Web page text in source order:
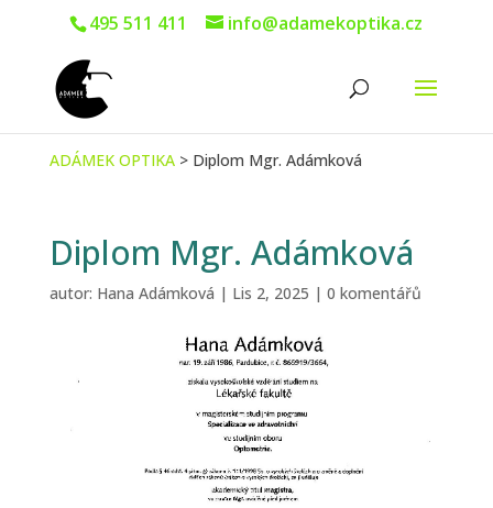
495 511 411 info@adamekoptika.cz
ADÁMEK OPTIKA> Diplom Mgr. Adámková
Diplom Mgr. Adámková
autor: Hana Adámková | Lis 2, 2025 | 0 komentářů